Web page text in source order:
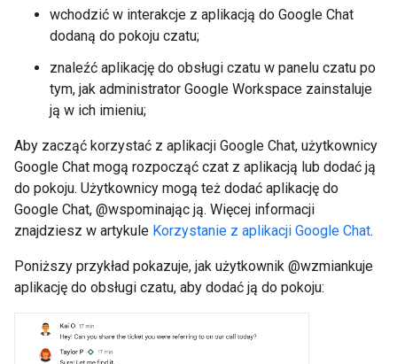
wchodzić w interakcje z aplikacją do Google Chat
dodaną do pokoju czatu;
znaleźć aplikację do obsługi czatu w panelu czatu po
tym, jak administrator Google Workspace zainstaluje
ją w ich imieniu;
Aby zacząć korzystać z aplikacji Google Chat, użytkownicy
Google Chat mogą rozpocząć czat z aplikacją lub dodać ją
do pokoju. Użytkownicy mogą też dodać aplikację do
Google Chat, @wspominając ją. Więcej informacji
znajdziesz w artykule Korzystanie z aplikacji Google Chat.
Poniższy przykład pokazuje, jak użytkownik @wzmiankuje
aplikację do obsługi czatu, aby dodać ją do pokoju: